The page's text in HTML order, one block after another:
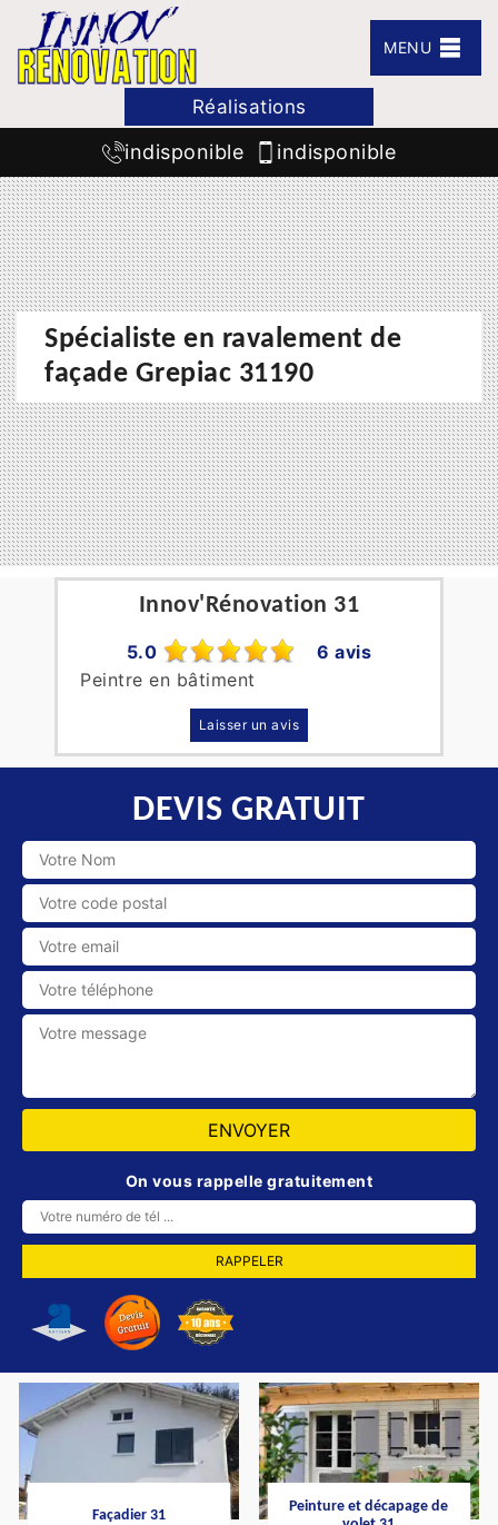
MENU
Réalisations
indisponible indisponible
Spécialiste en ravalement de
façade Grepiac 31190
Innov'Rénovation 31
5.0
6 avis
Peintre en bâtiment
Laisser un avis
DEVIS GRATUIT
On vous rappelle gratuitement
Façadier 31
Peinture et décapage de